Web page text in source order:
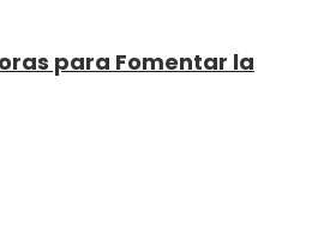
para Fomentar la